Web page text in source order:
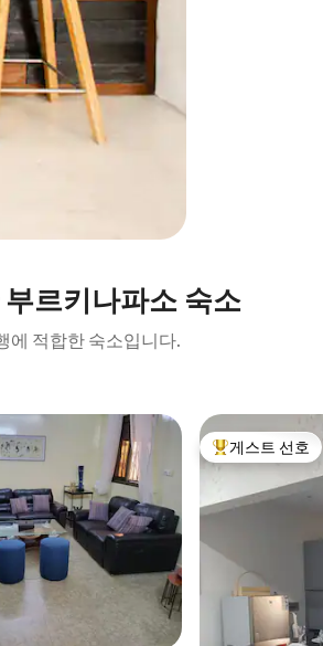
르키나파소 숙소
에 적합한 숙소입니다.
상위 게스트 선호
게스트 선호